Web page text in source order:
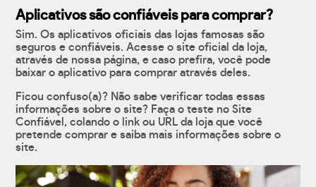
Aplicativos são confiáveis para comprar?
Sim. Os aplicativos oficiais das lojas famosas são
seguros e confiáveis. Acesse o site oficial da loja,
através de nossa página, e caso prefira, você pode
baixar o aplicativo para comprar através deles.
Ficou confuso(a)? Não sabe verificar todas essas
informações sobre o site? Faça o teste no Site
Confiável, colando o link ou URL da loja que você
pretende comprar e saiba mais informações sobre o
site.